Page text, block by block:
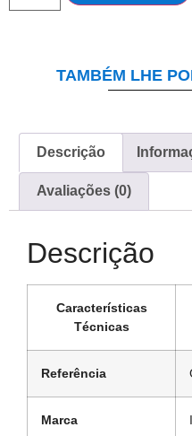
TAMBÉM LHE
Descrição
Avaliações (0)
Descrição
Características
Técnicas
Referência
Marca